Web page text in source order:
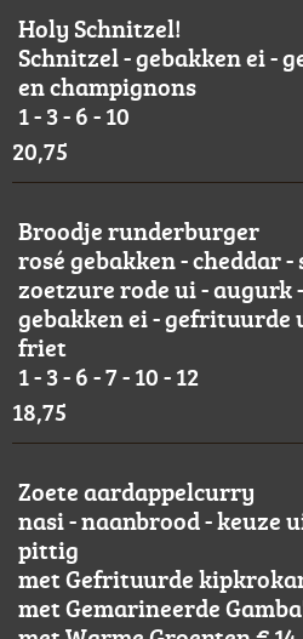
Holy Schnitzel!
Schnitzel - gebakken ei -
en champignons
1 - 3 - 6 - 10
20,75
Broodje runderburger
rosé gebakken - cheddar -
zoetzure rode ui - augurk
gebakken ei - gefrituurde
friet
1 - 3 - 6 - 7 - 10 - 12
18,75
Zoete aardappelcurry
nasi - naanbrood - keuze
pittig
met Gefrituurde
met Gemarineerde